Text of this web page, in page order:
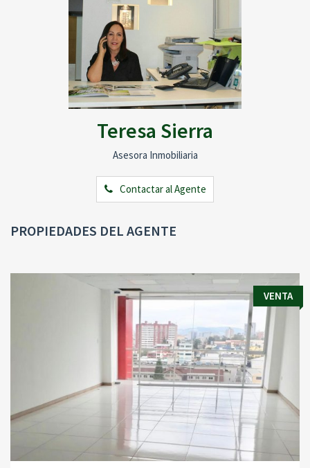
Teresa Sierra
Asesora Inmobiliaria
Contactar al Agente
PROPIEDADES DEL AGENTE
VENTA